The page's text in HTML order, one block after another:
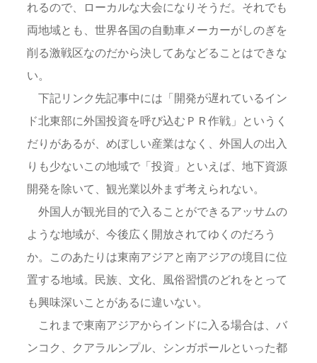
れるので、ローカルな大会になりそうだ。それでも
両地域とも、世界各国の自動車メーカーがしのぎを
削る激戦区なのだから決してあなどることはできな
い。
下記リンク先記事中には「開発が遅れているイン
ド北東部に外国投資を呼び込むＰＲ作戦」というく
だりがあるが、めぼしい産業はなく、外国人の出入
りも少ないこの地域で「投資」といえば、地下資源
開発を除いて、観光業以外まず考えられない。
外国人が観光目的で入ることができるアッサムの
ような地域が、今後広く開放されてゆくのだろう
か。このあたりは東南アジアと南アジアの境目に位
置する地域。民族、文化、風俗習慣のどれをとって
も興味深いことがあるに違いない。
これまで東南アジアからインドに入る場合は、バ
ンコク、クアラルンプル、シンガポールといった都